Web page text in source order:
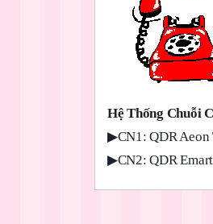
Hệ Thống Chuỗi
▶CN1: QDR Aeon
▶CN2: QDR